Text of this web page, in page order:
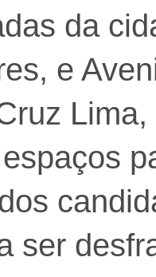
da
e
ser